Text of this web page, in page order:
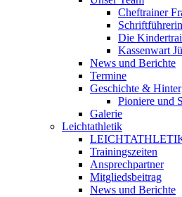
Cheftrainer
Die
Kassenwart
News und Berichte
Termine
Geschichte &
Pioniere und
Galerie
Leichtathletik
Trainingszeiten
Ansprechpartner
Mitgliedsbeitrag
News und Berichte